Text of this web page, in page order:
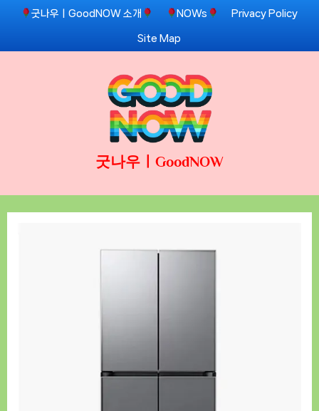
Skip
content
굿나우ㅣGoodNOW 소개 NOWs Privacy Policy
Site Map
굿나우ㅣGoodNOW